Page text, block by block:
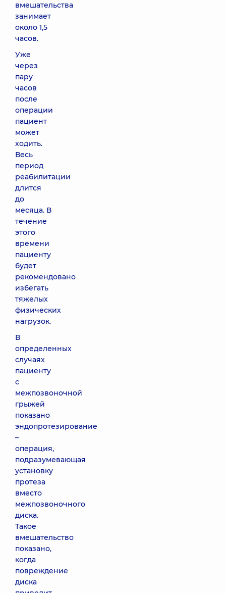
вмешательства
занимает
около 1,5
часов.
Уже
через
пару
часов
после
операции
пациент
может
ходить.
Весь
период
реабилитации
длится
до
месяца. В
течение
этого
времени
пациенту
будет
рекомендовано
избегать
тяжелых
физических
нагрузок.
В
определенных
случаях
пациенту
с
межпозвоночной
грыжей
показано
эндопротезирование
–
операция,
подразумевающая
установку
протеза
вместо
межпозвоночного
диска.
Такое
вмешательство
показано,
когда
повреждение
диска